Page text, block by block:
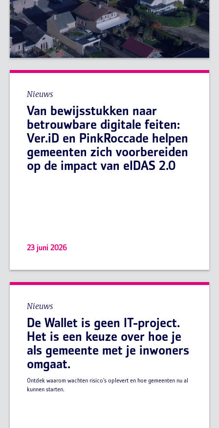
Nieuws
Van bewijsstukken naar
betrouwbare digitale feiten:
Ver.iD en PinkRoccade helpen
gemeenten zich voorbereiden
op de impact van eIDAS 2.0
23 juni 2026
Nieuws
De Wallet is geen IT-project.
Het is een keuze over hoe je
als gemeente met je inwoners
omgaat.
Ontdek waarom wachten risico’s oplevert en hoe gemeenten nu al
kunnen starten.